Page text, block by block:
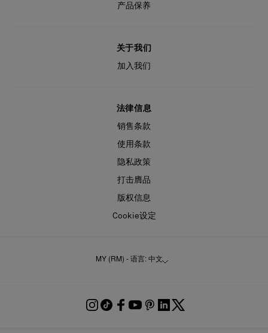
产品保养
关于我们
加入我们
法律信息
销售条款
使用条款
隐私政策
打击膺品
版权信息
Cookie设定
MY (RM) - 语言: 中文